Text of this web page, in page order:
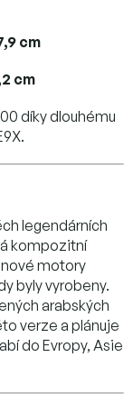
cm
cm
díky dlouhému
legendárních
kompozitní
motory
byly vyrobeny.
arabských
verze a plánuje
do Evropy, Asie